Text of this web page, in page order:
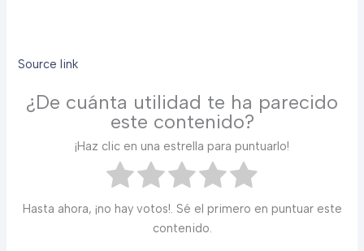
Source link
¿De cuánta utilidad te ha parecido
este contenido?
¡Haz clic en una estrella para puntuarlo!
Hasta ahora, ¡no hay votos!. Sé el primero en puntuar este
contenido.